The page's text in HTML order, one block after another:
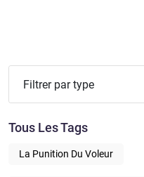
Filtrer par type
Tous Les Tags
La Punition Du Voleur